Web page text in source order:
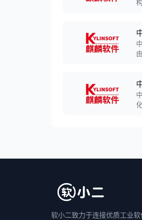
软小二致力于连接优质工业软